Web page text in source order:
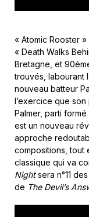
« Atomic Rooster
« Death Walks
Bretagne, et
trouvés, labourant
nouveau batteur
l’exercice que
Palmer, parti
est un nouveau
approche
compositions, tout
classique qui va
Nightsera n°11
de The Devil’s